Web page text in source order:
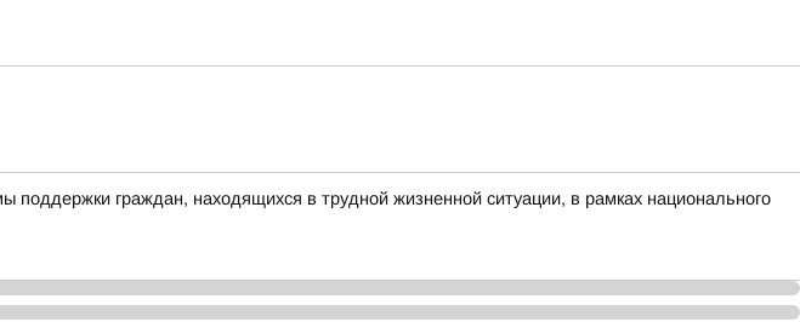
граждан, находящихся в трудной жизненной ситуации, в рамках национального